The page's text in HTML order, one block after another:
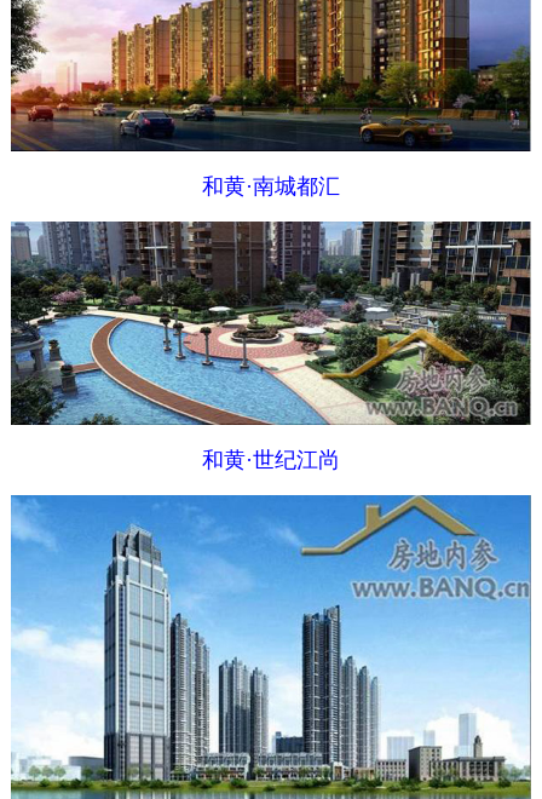
和黄·南城都汇
和黄·世纪江尚